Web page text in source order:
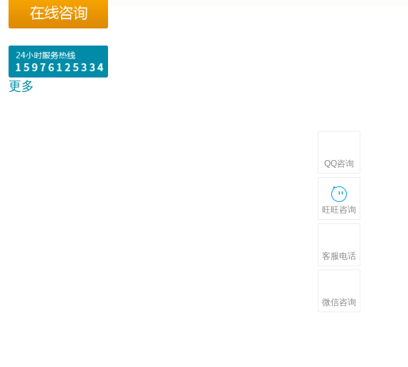
更多
QQ咨询
旺旺咨询
客服电话
微信咨询